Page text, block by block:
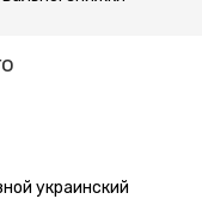
украинский